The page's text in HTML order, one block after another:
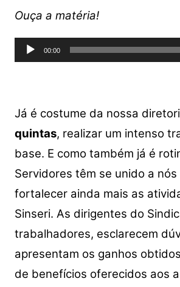
at
s
A
c
e
b
k
itt
er y
Li
e
Ouça a matéria!
Tocador
de
00:00
Já é costume da nossa
quintas, realizar um intenso
base. E como também já é
Servidores têm se unido a nós
fortalecer ainda mais as
Sinseri. As dirigentes do
trabalhadores, esclarecem
apresentam os ganhos
de benefícios oferecidos aos